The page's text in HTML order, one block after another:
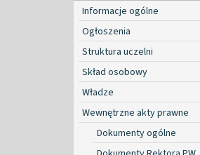
Informacje ogólne
Ogłoszenia
Struktura uczelni
Skład osobowy
Władze
Wewnętrzne akty prawne
Dokumenty ogólne